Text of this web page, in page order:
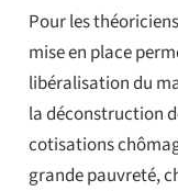
Pour les
mise en place
libéralisation du
la déconstruction
cotisations
grande pauvreté,